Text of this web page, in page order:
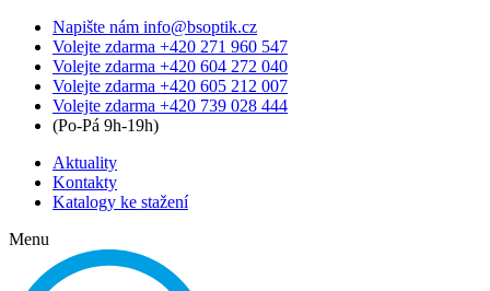
Napište nám info@bsoptik.cz
Volejte zdarma +420 271 960 547
Volejte zdarma +420 604 272 040
Volejte zdarma +420 605 212 007
Volejte zdarma +420 739 028 444
(Po-Pá 9h-19h)
Aktuality
Kontakty
Katalogy ke stažení
Menu